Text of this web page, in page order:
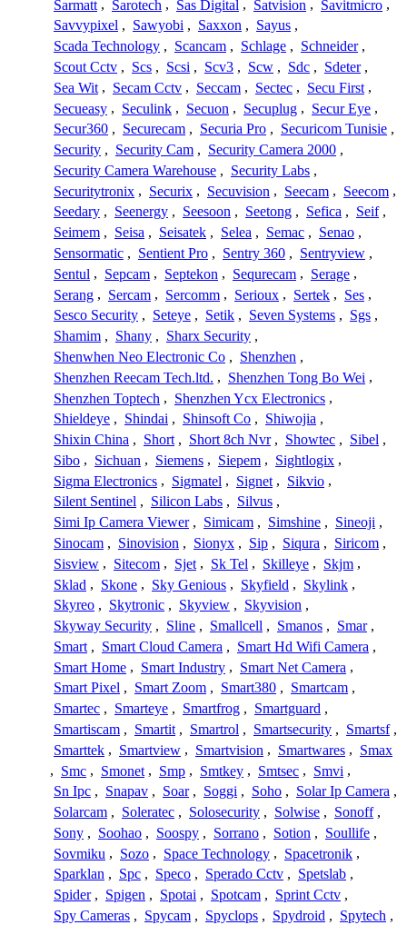
Sarmatt , Sarotech , Sas Digital , Satvision , Savitmicro ,
Savvypixel , Sawyobi , Saxxon , Sayus ,
Scada Technology , Scancam , Schlage , Schneider ,
Scout Cctv , Scs , Scsi , Scv3 , Scw , Sdc , Sdeter ,
Sea Wit , Secam Cctv , Seccam , Sectec , Secu First ,
Secueasy , Seculink , Secuon , Secuplug , Secur Eye ,
Secur360 , Securecam , Securia Pro , Securicom Tunisie ,
Security , Security Cam , Security Camera 2000 ,
Security Camera Warehouse , Security Labs ,
Securitytronix , Securix , Secuvision , Seecam , Seecom ,
Seedary , Seenergy , Seesoon , Seetong , Sefica , Seif ,
Seimem , Seisa , Seisatek , Selea , Semac , Senao ,
Sensormatic , Sentient Pro , Sentry 360 , Sentryview ,
Sentul , Sepcam , Septekon , Sequrecam , Serage ,
Serang , Sercam , Sercomm , Serioux , Sertek , Ses ,
Sesco Security , Seteye , Setik , Seven Systems , Sgs ,
Shamim , Shany , Sharx Security ,
Shenwhen Neo Electronic Co , Shenzhen ,
Shenzhen Reecam Tech.ltd. , Shenzhen Tong Bo Wei ,
Shenzhen Toptech , Shenzhen Ycx Electronics ,
Shieldeye , Shindai , Shinsoft Co , Shiwojia ,
Shixin China , Short , Short 8ch Nvr , Showtec , Sibel ,
Sibo , Sichuan , Siemens , Siepem , Sightlogix ,
Sigma Electronics , Sigmatel , Signet , Sikvio ,
Silent Sentinel , Silicon Labs , Silvus ,
Simi Ip Camera Viewer , Simicam , Simshine , Sineoji ,
Sinocam , Sinovision , Sionyx , Sip , Siqura , Siricom ,
Sisview , Sitecom , Sjet , Sk Tel , Skilleye , Skjm ,
Sklad , Skone , Sky Genious , Skyfield , Skylink ,
Skyreo , Skytronic , Skyview , Skyvision ,
Skyway Security , Sline , Smallcell , Smanos , Smar ,
Smart , Smart Cloud Camera , Smart Hd Wifi Camera ,
Smart Home , Smart Industry , Smart Net Camera ,
Smart Pixel , Smart Zoom , Smart380 , Smartcam ,
Smartec , Smarteye , Smartfrog , Smartguard ,
Smartiscam , Smartit , Smartrol , Smartsecurity , Smartsf ,
Smarttek , Smartview , Smartvision , Smartwares , Smax
, Smc , Smonet , Smp , Smtkey , Smtsec , Smvi ,
Sn Ipc , Snapav , Soar , Soggi , Soho , Solar Ip Camera ,
Solarcam , Soleratec , Solosecurity , Solwise , Sonoff ,
Sony , Soohao , Soospy , Sorrano , Sotion , Soullife ,
Sovmiku , Sozo , Space Technology , Spacetronik ,
Sparklan , Spc , Speco , Sperado Cctv , Spetslab ,
Spider , Spigen , Spotai , Spotcam , Sprint Cctv ,
Spy Cameras , Spycam , Spyclops , Spydroid , Spytech ,